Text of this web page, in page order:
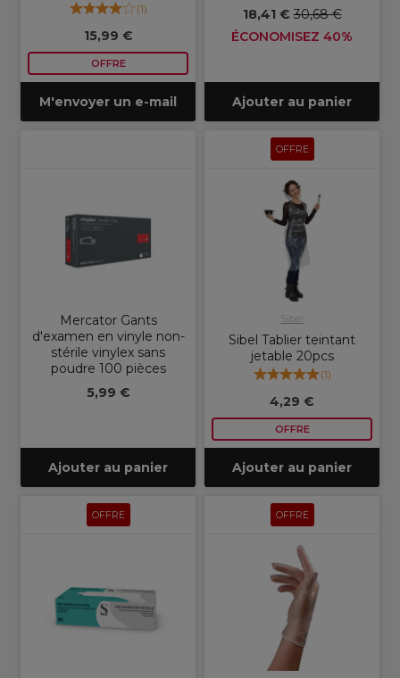
(1)
15,99 €
OFFRE
M'envoyer un e-mail
18,41 €30,68 €
ÉCONOMISEZ 40%
Ajouter au panier
Mercator Gants
d'examen en vinyle non-
stérile vinylex sans
poudre 100 pièces
5,99 €
Ajouter au panier
OFFRE
Sibel
Sibel Tablier teintant
jetable 20pcs
(1)
4,29 €
OFFRE
Ajouter au panier
OFFRE OFFRE